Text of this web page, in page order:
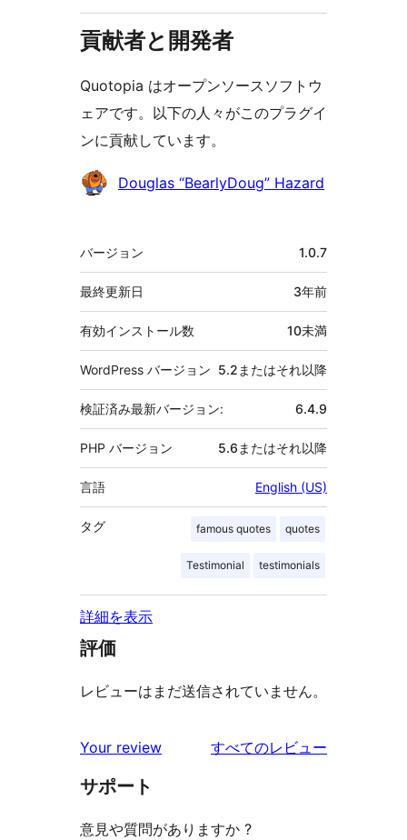
貢献者と開発者
Quotopia はオープンソースソフトウ
ェアです。以下の人々がこのプラグイ
ンに貢献しています。
貢
Douglas “BearlyDoug” Hazard
メ
タ
バージョン 1.0.7
最終更新日 3年前
有効インストール数 10未満
WordPress バージョン 5.2またはそれ以降
検証済み最新バージョン: 6.4.9
PHP バージョン 5.6またはそれ以降
言語 English (US)
タグ famous quotes quotes
Testimonial testimonials
詳細を表示
評価
レビューはまだ送信されていません。
Your review すべてのレビュー
サポート
意見や質問がありますか ?